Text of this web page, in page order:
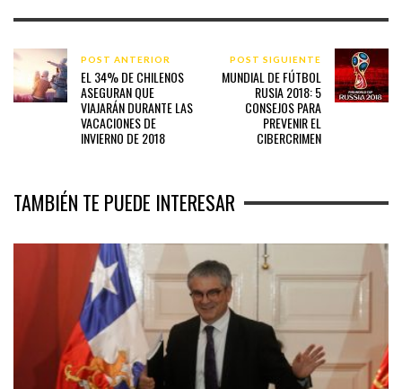
POST ANTERIOR
EL 34% DE CHILENOS
ASEGURAN QUE
VIAJARÁN DURANTE LAS
VACACIONES DE
INVIERNO DE 2018
POST SIGUIENTE
MUNDIAL DE FÚTBOL
RUSIA 2018: 5
CONSEJOS PARA
PREVENIR EL
CIBERCRIMEN
TAMBIÉN TE PUEDE INTERESAR